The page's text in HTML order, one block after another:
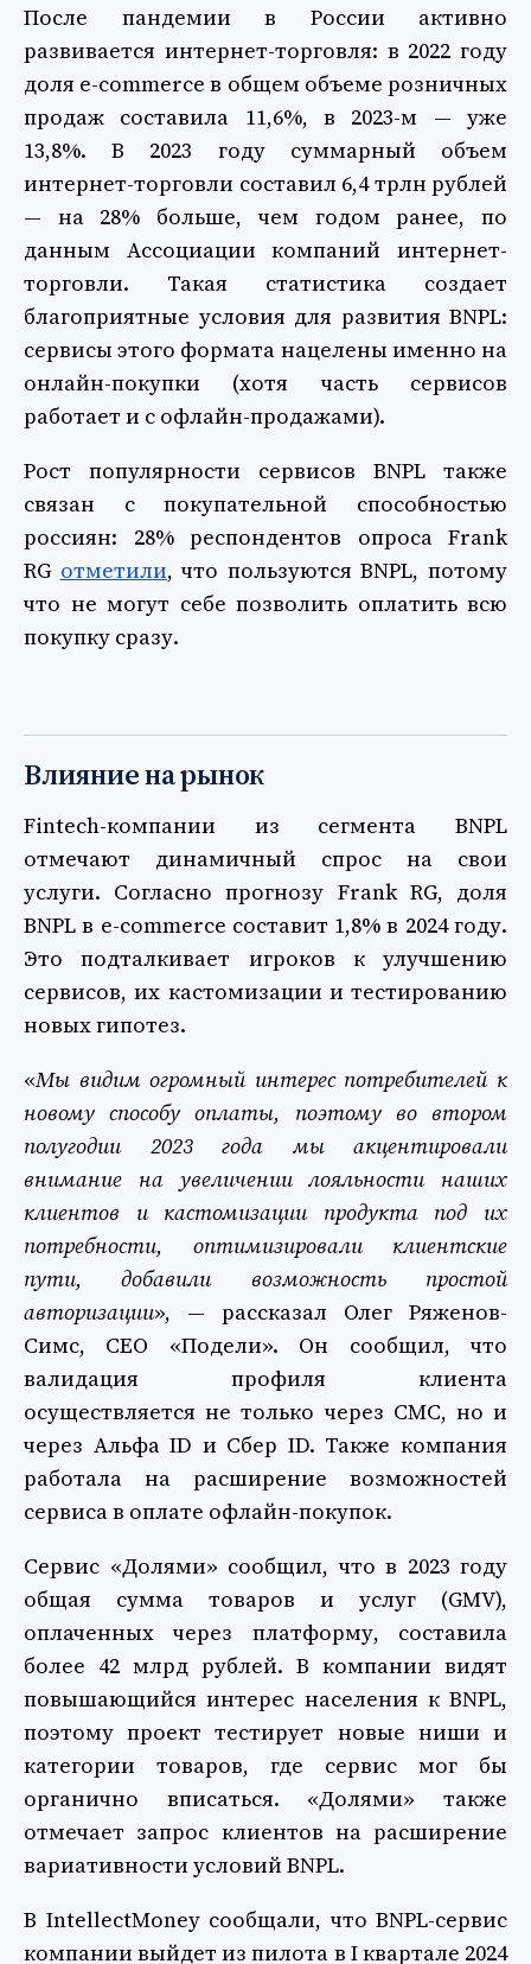
После пандемии в России активно
развивается интернет-торговля: в 2022 году
доля e-commerce в общем объеме розничных
продаж составила 11,6%, в 2023-м — уже
13,8%. В 2023 году суммарный объем
интернет-торговли составил 6,4 трлн рублей
— на 28% больше, чем годом ранее, по
данным Ассоциации компаний интернет-
торговли. Такая статистика создает
благоприятные условия для развития BNPL:
сервисы этого формата нацелены именно на
онлайн-покупки (хотя часть сервисов
работает и с офлайн-продажами).
Рост популярности сервисов BNPL также
связан с покупательной способностью
россиян: 28% респондентов опроса Frank
RG отметили, что пользуются BNPL, потому
что не могут себе позволить оплатить всю
покупку сразу.
Влияние на рынок
Fintech-компании из сегмента BNPL
отмечают динамичный спрос на свои
услуги. Согласно прогнозу Frank RG, доля
BNPL в e-commerce составит 1,8% в 2024 году.
Это подталкивает игроков к улучшению
сервисов, их кастомизации и тестированию
новых гипотез.
«Мы видим огромный интерес потребителей к
новому способу оплаты, поэтому во втором
полугодии 2023 года мы акцентировали
внимание на увеличении лояльности наших
клиентов и кастомизации продукта под их
потребности, оптимизировали клиентские
пути, добавили возможность простой
авторизации», — рассказал Олег Ряженов-
Симс, СЕО «Подели». Он сообщил, что
валидация профиля клиента
осуществляется не только через СМС, но и
через Альфа ID и Сбер ID. Также компания
работала на расширение возможностей
сервиса в оплате офлайн-покупок.
Сервис «Долями» сообщил, что в 2023 году
общая сумма товаров и услуг (GMV),
оплаченных через платформу, составила
более 42 млрд рублей. В компании видят
повышающийся интерес населения к BNPL,
поэтому проект тестирует новые ниши и
категории товаров, где сервис мог бы
органично вписаться. «Долями» также
отмечает запрос клиентов на расширение
вариативности условий BNPL.
В IntellectMoney сообщали, что BNPL-сервис
компании выйдет из пилота в I квартале 2024